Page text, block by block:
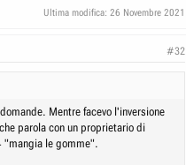
Ultima modifica: 26 Novembre 2021
#32
Mentre facevo l'inversione
parola con un proprietario di
"mangia le gomme".